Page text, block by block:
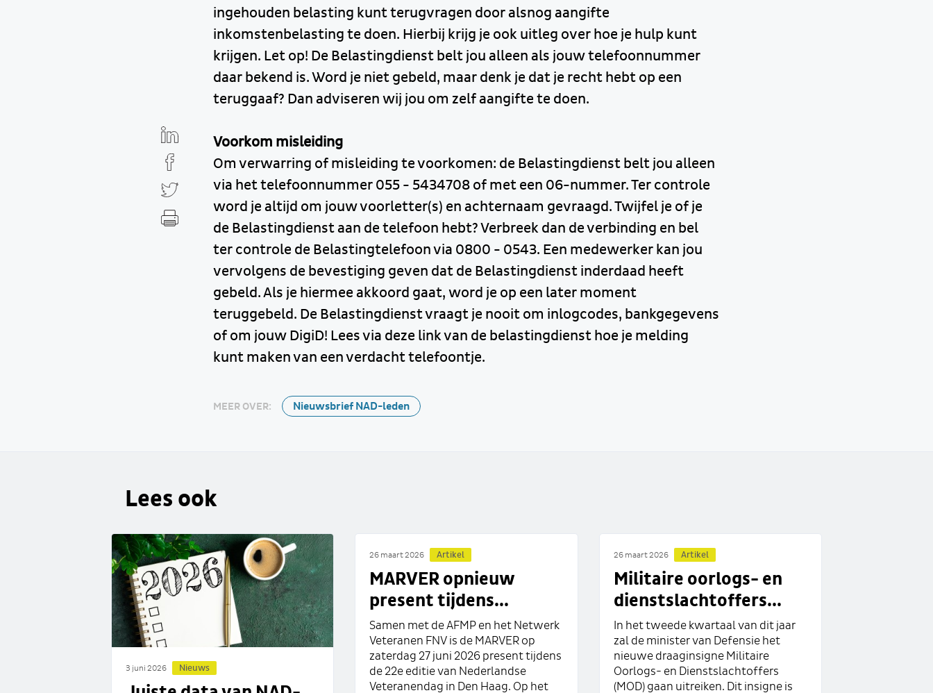
ingehouden belasting kunt terugvragen door alsnog aangifte
inkomstenbelasting te doen. Hierbij krijg je ook uitleg over hoe je hulp kunt
krijgen. Let op! De Belastingdienst belt jou alleen als jouw telefoonnummer
daar bekend is. Word je niet gebeld, maar denk je dat je recht hebt op een
teruggaaf? Dan adviseren wij jou om zelf aangifte te doen.
Voorkom misleiding
Om verwarring of misleiding te voorkomen: de Belastingdienst belt jou alleen
via het telefoonnummer 055 - 5434708 of met een 06-nummer. Ter controle
word je altijd om jouw voorletter(s) en achternaam gevraagd. Twijfel je of je
de Belastingdienst aan de telefoon hebt? Verbreek dan de verbinding en bel
ter controle de Belastingtelefoon via 0800 - 0543. Een medewerker kan jou
vervolgens de bevestiging geven dat de Belastingdienst inderdaad heeft
gebeld. Als je hiermee akkoord gaat, word je op een later moment
teruggebeld. De Belastingdienst vraagt je nooit om inlogcodes, bankgegevens
of om jouw DigiD! Lees via deze link van de belastingdienst hoe je melding
kunt maken van een verdacht telefoontje.
MEER OVER: Nieuwsbrief NAD-leden
Lees ook
3 juni 2026 Nieuws
26 maart 2026 Artikel
MARVER opnieuw
present tijdens...
Samen met de AFMP en het Netwerk
Veteranen FNV is de MARVER op
zaterdag 27 juni 2026 present tijdens
de 22e editie van Nederlandse
Veteranendag in Den Haag. Op het
26 maart 2026 Artikel
Militaire oorlogs- en
dienstslachtoffers...
In het tweede kwartaal van dit jaar
zal de minister van Defensie het
nieuwe draaginsigne Militaire
Oorlogs- en Dienstslachtoffers
(MOD) gaan uitreiken. Dit insigne is